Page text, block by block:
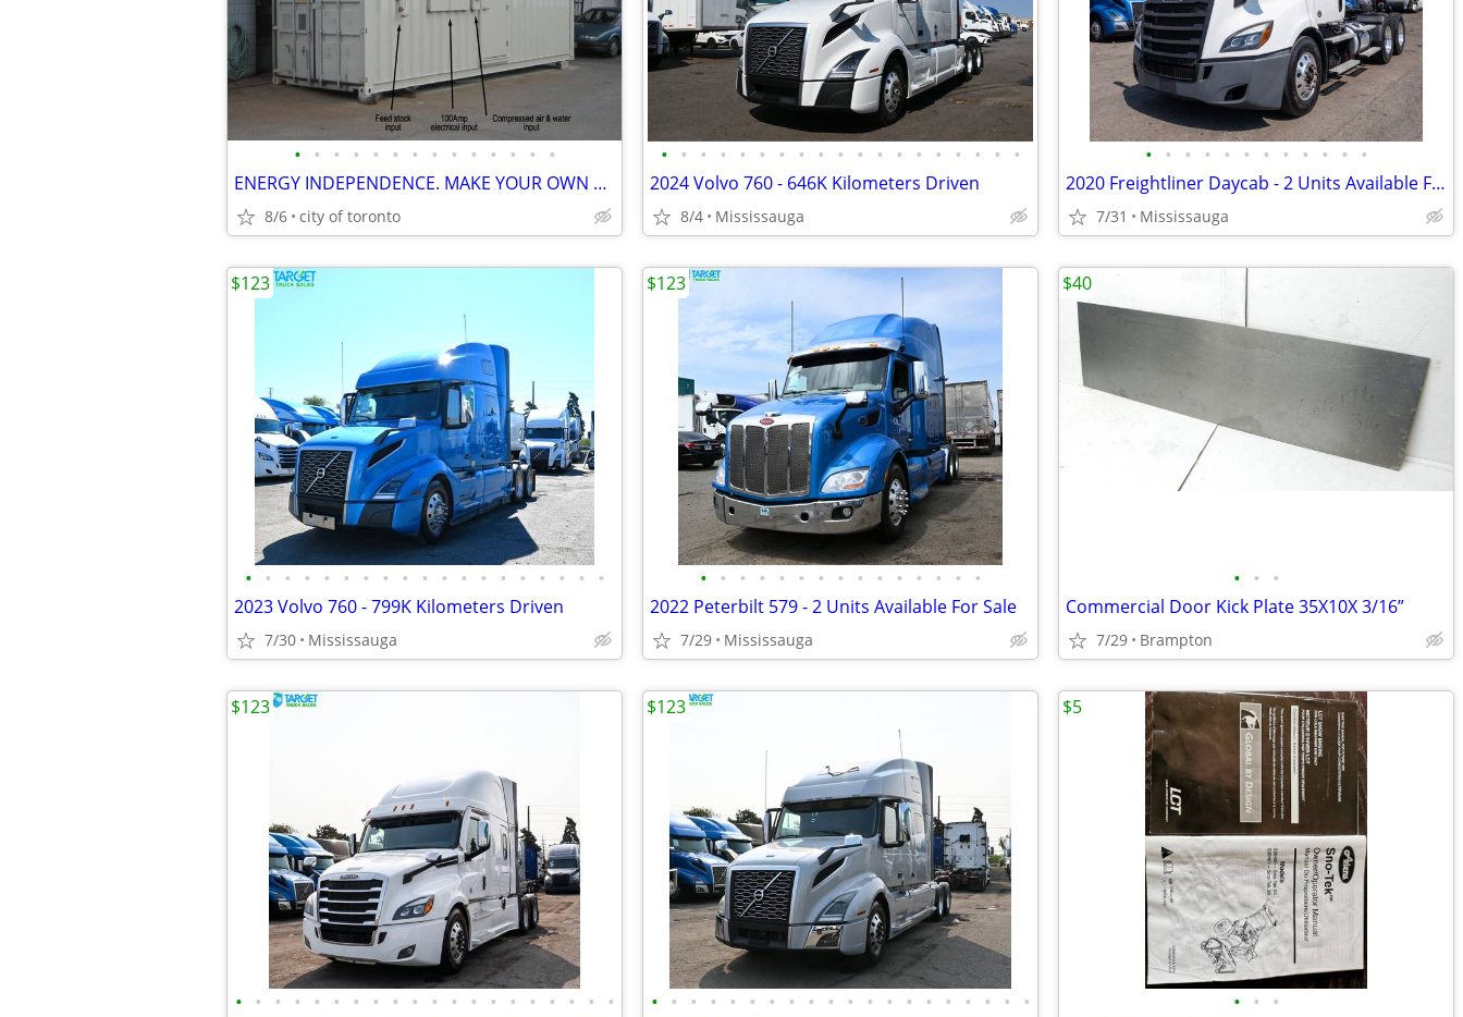
• • • • • • • • • • • • • •
ENERGY INDEPENDENCE. MAKE YOUR OWN FUEL
8/6 city of toronto
• • • • • • • • • • • • • • • • • • •
2024 Volvo 760 - 646K Kilometers Driven
8/4 Mississauga
• • • • • • • • • • • •
2020 Freightliner Daycab - 2 Units Available For Sale
7/31 Mississauga
• • • • • • • • • • • • • • • • • • •
2023 Volvo 760 - 799K Kilometers Driven
7/30 Mississauga
$123
• • • • • • • • • • • • • • •
2022 Peterbilt 579 - 2 Units Available For Sale
7/29 Mississauga
$123
• • •
Commercial Door Kick Plate 35X10X 3/16”
7/29 Brampton
$40
• • • • • • • • • • • • • • • • • • • •
$123
• • • • • • • • • • • • • • • • • • • •
$123
• • •
$5